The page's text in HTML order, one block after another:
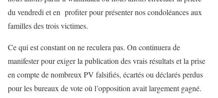
du vendredi et en profiter pour présenter nos condoléances aux
familles des trois victimes.
Ce qui est constant on ne reculera pas. On continuera de
manifester pour exiger la publication des vrais résultats et la prise
en compte de nombreux PV falsifiés, écartés ou déclarés perdus
pour les bureaux de vote où l’opposition avait largement gagné.